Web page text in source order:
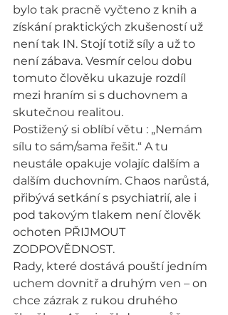
bylo tak pracně vyčteno z knih a
získání praktických zkušeností už
není tak IN. Stojí totiž síly a už to
není zábava. Vesmír celou dobu
tomuto člověku ukazuje rozdíl
mezi hraním si s duchovnem a
skutečnou realitou.
Postižený si oblíbí větu : „Nemám
sílu to sám/sama řešit.“ A tu
neustále opakuje volajíc dalším a
dalším duchovním. Chaos narůstá,
přibývá setkání s psychiatrií, ale i
pod takovým tlakem není člověk
ochoten PŘIJMOUT
ZODPOVĚDNOST.
Rady, které dostává pouští jedním
uchem dovnitř a druhým ven – on
chce zázrak z rukou druhého